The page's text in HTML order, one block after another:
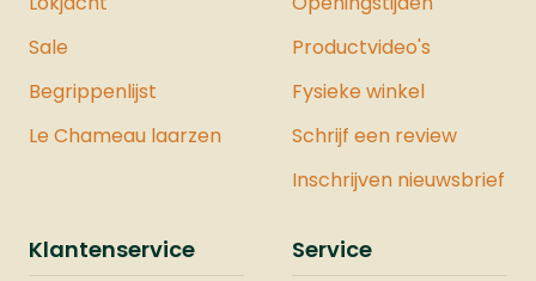
Sale
Begrippenlijst
Le Chameau laarzen
Productvideo's
Fysieke winkel
Schrijf een review
Inschrijven nieuwsbrief
Klantenservice Service